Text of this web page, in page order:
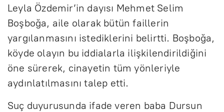
Leyla Özdemir’in dayısı Mehmet Selim
Boşboğa, aile olarak bütün faillerin
yargılanmasını istediklerini belirtti. Boşboğa,
köyde olayın bu iddialarla ilişkilendirildiğini
öne sürerek, cinayetin tüm yönleriyle
aydınlatılmasını talep etti.
Suç duyurusunda ifade veren baba Dursun